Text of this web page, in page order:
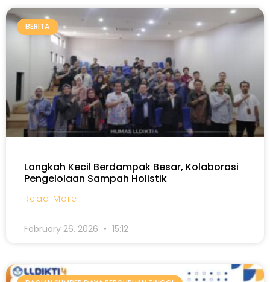
BERITA
Langkah Kecil Berdampak Besar, Kolaborasi
Pengelolaan Sampah Holistik
Read More
February 26, 2026 15:12